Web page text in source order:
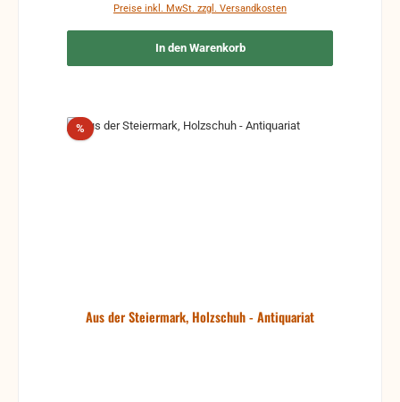
Preise inkl. MwSt. zzgl. Versandkosten
In den Warenkorb
%Rabatt
Aus der Steiermark, Holzschuh - Antiquariat